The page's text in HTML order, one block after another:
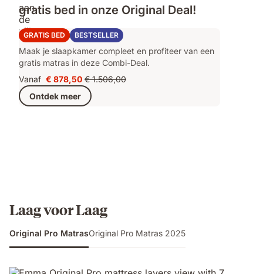
gratis bed in onze Original Deal!
GRATIS BED BESTSELLER
Emma Original Deal
Maak je slaapkamer compleet en profiteer van een
gratis matras in deze Combi-Deal.
Vanaf Prijs
€ 878,50
€ 878,50Oorspronkelijke
prijs
€ 1.506,00
€ 1.506,00
Ontdek meer
Laag voor Laag
Original Pro MatrasOriginal Pro Matras 2025